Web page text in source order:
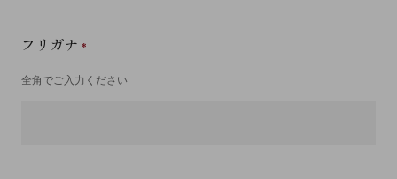
フリガナ
全角でご入力ください